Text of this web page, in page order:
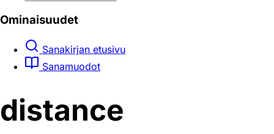
Ominaisuudet
Sanakirjan etusivu
Sanamuodot
distance